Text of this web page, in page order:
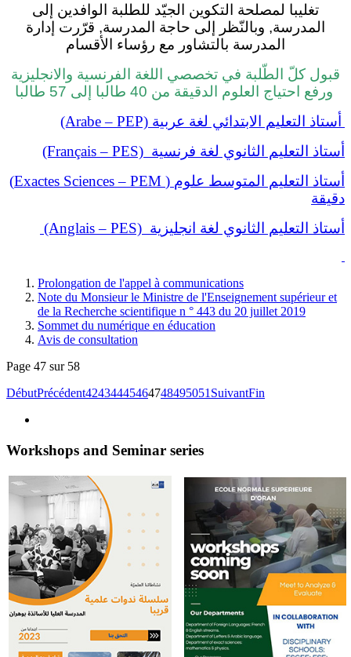
تغليبا لمصلحة التكوين الجيّد للطلبة الوافدين إلى
المدرسة, وبالنّظر إلى حاجة المدرسة, قرّرت إدارة
المدرسة بالتشاور مع رؤساء الأقسام
قبول كلّ الطّلبة في تخصصي اللغة الفرنسية والانجليزية
ورفع احتياج العلوم الدقيقة من 40 طالبا إلى 57 طالبا
(Arabe – PEP) أستاذ التعلیم الابتدائي لغة عربیة
(Français – PES) أستاذ التعلیم الثانوي لغة فرنسیة
(Exactes Sciences – PEM ) أستاذ التعلیم المتوسط علوم
دقیقة
(Anglais – PES) أستاذ التعلیم الثانوي لغة انجلیزیة
Prolongation de l'appel à communications
Note du Monsieur le Ministre de l'Enseignement supérieur et
de la Recherche scientifique n ° 443 du 20 juillet 2019
Sommet du numérique en éducation
Avis de consultation
Page 47 sur 58
DébutPrécédent42434445464748495051 SuivantFin
Workshops and Seminar series